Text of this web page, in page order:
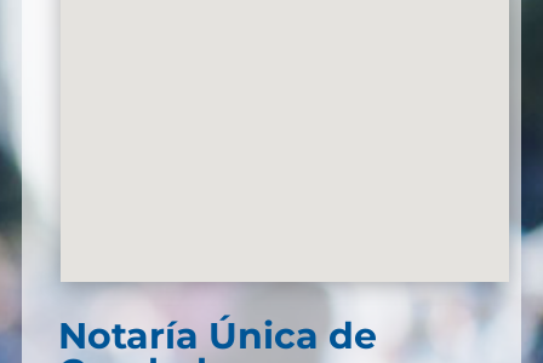
Notaría Única de